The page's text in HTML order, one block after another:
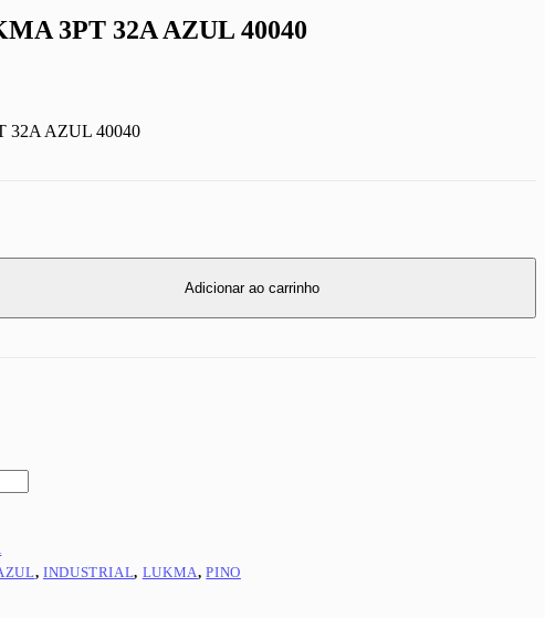
3PT 32A AZUL 40040
32A AZUL 40040
Adicionar ao carrinho
, INDUSTRIAL, LUKMA,PINO